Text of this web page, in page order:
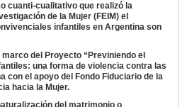
cuanti-cualitativo que realizó la
de la Mujer (FEIM) el
infantiles en Argentina son
del Proyecto “Previniendo el
una forma de violencia contra las
con el apoyo del Fondo Fiduciario de la
hacia la Mujer.
del matrimonio o